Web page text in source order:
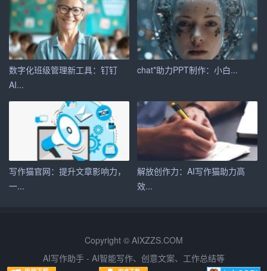
责、业绩和成就。这些内容可以证明求职者的实际工作能
力，是简历的重要部分。
4. 输入项目经验
项目经验是展示求职者专业技能和实践经验的重要途径。
间、职责和成果。
5. 输入技能和证书
在简历中，求职者需要列出自己的技能和证书，以证明自
己具备胜任职位的能力。这些信息可以包括专业技能、语
最后，求职者需要明确自己的求职意向，包括期望职位、
期望薪资、工作地点等。这些信息有助于招聘方更好地了
数字化班级管理新工具：钉钉
AI...
chat*助力PPT制作：小白...
写作猫官网：提升文章影响力，
一...
解放创作力：AI写作猫助力高
效...
Copyright © AIXZZS.COM
AI写作助手 - AI智能写作、创意文案、工作总结等